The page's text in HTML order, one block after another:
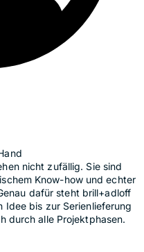
nicht zufällig. Sie sind
Know-how und echter
dafür steht brill+adloff
Idee bis zur Serienlieferung
durch alle Projektphasen.